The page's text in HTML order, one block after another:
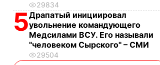
29834
5Драпатый инициировал
увольнение командующего
Медсилами ВСУ. Его называли
"человеком Сырского" – СМИ
29504